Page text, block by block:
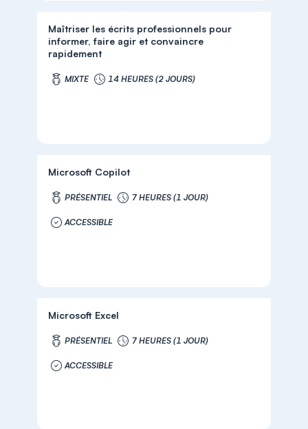
Maîtriser les écrits professionnels pour
informer, faire agir et convaincre
rapidement
MIXTE 14 HEURES (2 JOURS)
Microsoft Copilot
PRÉSENTIEL 7 HEURES (1 JOUR)
ACCESSIBLE
Microsoft Excel
PRÉSENTIEL 7 HEURES (1 JOUR)
ACCESSIBLE